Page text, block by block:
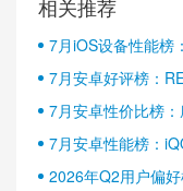
相关推荐
7月iOS设备性能榜
7月安卓好评榜：
半壁江山
7月安卓性价比榜
7月安卓性能榜：
2026年Q2用户偏